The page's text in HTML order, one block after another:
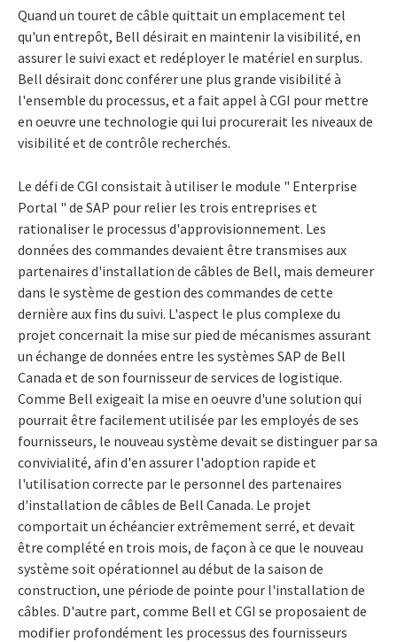
Quand un touret de câble quittait un emplacement tel
qu'un entrepôt, Bell désirait en maintenir la visibilité, en
assurer le suivi exact et redéployer le matériel en surplus.
Bell désirait donc conférer une plus grande visibilité à
l'ensemble du processus, et a fait appel à CGI pour mettre
en oeuvre une technologie qui lui procurerait les niveaux de
visibilité et de contrôle recherchés.
Le défi de CGI consistait à utiliser le module " Enterprise
Portal " de SAP pour relier les trois entreprises et
rationaliser le processus d'approvisionnement. Les
données des commandes devaient être transmises aux
partenaires d'installation de câbles de Bell, mais demeurer
dans le système de gestion des commandes de cette
dernière aux fins du suivi. L'aspect le plus complexe du
projet concernait la mise sur pied de mécanismes assurant
un échange de données entre les systèmes SAP de Bell
Canada et de son fournisseur de services de logistique.
Comme Bell exigeait la mise en oeuvre d'une solution qui
pourrait être facilement utilisée par les employés de ses
fournisseurs, le nouveau système devait se distinguer par sa
convivialité, afin d'en assurer l'adoption rapide et
l'utilisation correcte par le personnel des partenaires
d'installation de câbles de Bell Canada. Le projet
comportait un échéancier extrêmement serré, et devait
être complété en trois mois, de façon à ce que le nouveau
système soit opérationnel au début de la saison de
construction, une période de pointe pour l'installation de
câbles. D'autre part, comme Bell et CGI se proposaient de
modifier profondément les processus des fournisseurs